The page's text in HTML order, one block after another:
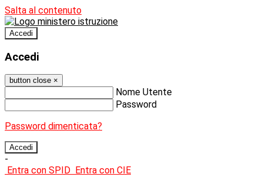
Salta al contenuto
Accedi
Accedi
button close ×
Nome Utente
Password
Password dimenticata?
-
Entra con SPID Entra con CIE